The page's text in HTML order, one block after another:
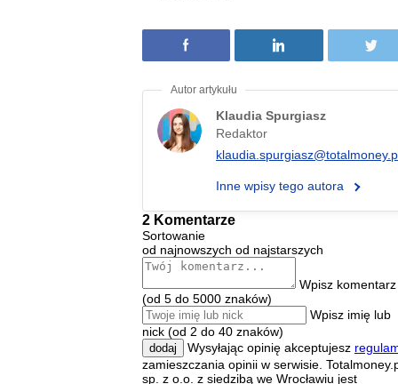
Klaudia Spurgiasz
Redaktor
Inne wpisy tego autora
2 Komentarze
Sortowanie
od najnowszych od najstarszych
Wpisz komentarz
(od 5 do 5000 znaków)
Wpisz imię lub
nick (od 2 do 40 znaków)
dodaj Wysyłając opinię akceptujesz
zamieszczania opinii w serwisie.
sp. z o.o. z siedzibą we Wrocławiu jest